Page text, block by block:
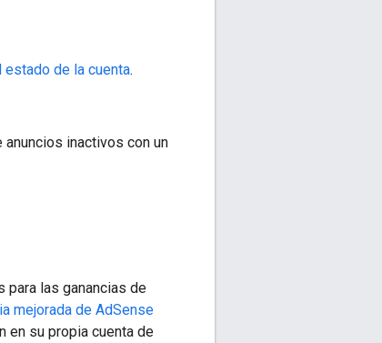
estado de la cuenta.
inactivos con un
para las ganancias de
mejorada de AdSense
en su propia cuenta de